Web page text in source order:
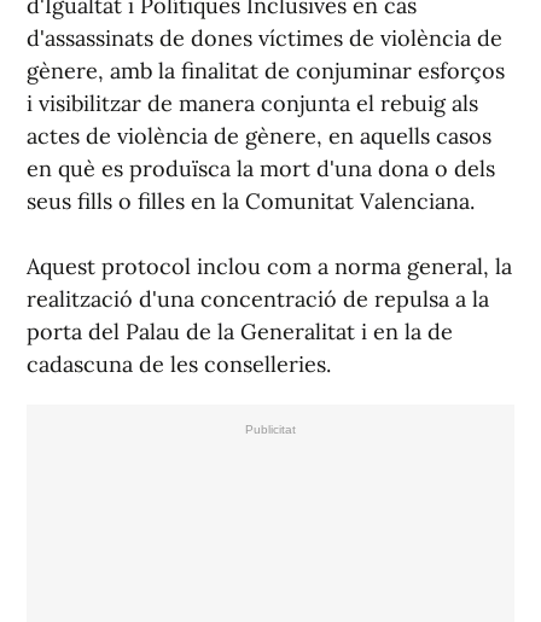
d'Igualtat i Polítiques Inclusives en cas
d'assassinats de dones víctimes de violència de
gènere, amb la finalitat de conjuminar esforços
i visibilitzar de manera conjunta el rebuig als
actes de violència de gènere, en aquells casos
en què es produïsca la mort d'una dona o dels
seus fills o filles en la Comunitat Valenciana.
Aquest protocol inclou com a norma general, la
realització d'una concentració de repulsa a la
porta del Palau de la Generalitat i en la de
cadascuna de les conselleries.